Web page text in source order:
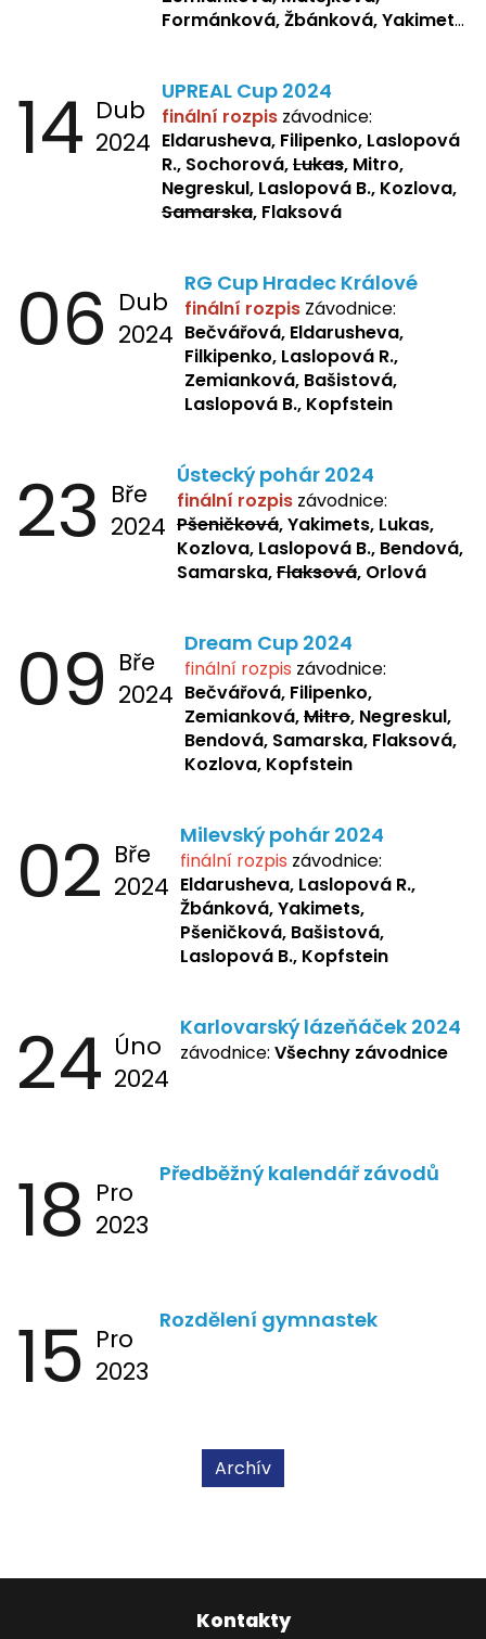
Formánková, Žbánková, Yakimets,
14 Dub
2024
UPREAL Cup 2024
finální rozpis závodnice:
Eldarusheva, Filipenko, Laslopová
R., Sochorová,Lukas, Mitro,
Negreskul, Laslopová B., Kozlova,
Samarska, Flaksová
06 Dub
2024
RG Cup Hradec Králové
finální rozpis Závodnice:
Bečvářová, Eldarusheva,
Filkipenko, Laslopová R.,
Zemianková, Bašistová,
Laslopová B., Kopfstein
23 Bře
2024
Ústecký pohár 2024
finální rozpis závodnice:
Pšeničková, Yakimets, Lukas,
Kozlova, Laslopová B., Bendová,
Samarska,Flaksová, Orlová
09 Bře
2024
Dream Cup 2024
finální rozpis závodnice:
Bečvářová, Filipenko,
Zemianková,Mitro, Negreskul,
Bendová, Samarska, Flaksová,
Kozlova, Kopfstein
02 Bře
2024
Milevský pohár 2024
finální rozpis závodnice:
Eldarusheva, Laslopová R.,
Žbánková, Yakimets,
Pšeničková, Bašistová,
Laslopová B., Kopfstein
24 Úno
2024
Karlovarský lázeňáček 2024
závodnice: Všechny závodnice
18 Pro
2023
Předběžný kalendář závodů
15 Pro
2023
Rozdělení gymnastek
Archív
Kontakty